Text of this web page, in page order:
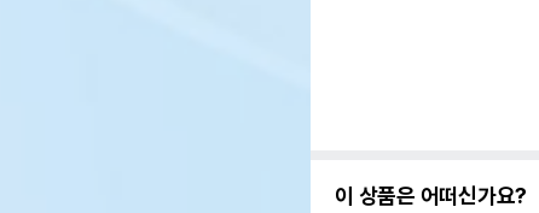
이 상품은 어떠신가요?